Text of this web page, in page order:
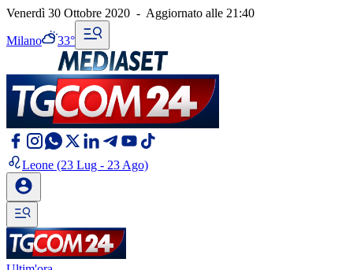
Venerdì 30 Ottobre 2020 - Aggiornato alle 21:40
Milano 33°
Leone (23 Lug - 23 Ago)